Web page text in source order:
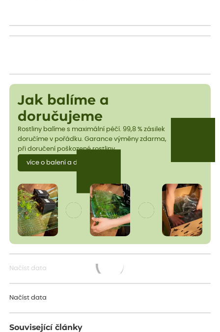
Jak balíme a
doručujeme
Rostliny balíme s maximální péčí. 99,8 % zásilek
doručíme v pořádku. Garance výměny zdarma,
při doručení poškozené rostliny.
více o balení a dopravě
Načíst data
Načíst data
Související články